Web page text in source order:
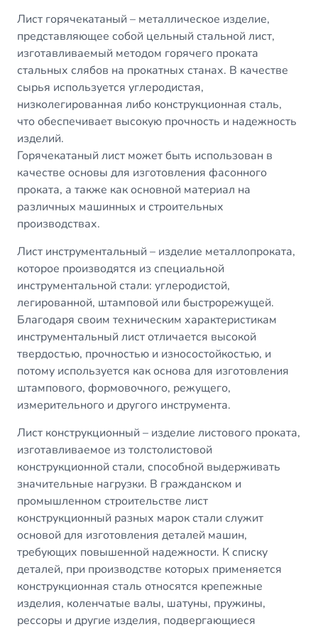
Лист горячекатаный – металлическое изделие,
представляющее собой цельный стальной лист,
изготавливаемый методом горячего проката
стальных слябов на прокатных станах. В качестве
сырья используется углеродистая,
низколегированная либо конструкционная сталь,
что обеспечивает высокую прочность и надежность
изделий.
Горячекатаный лист может быть использован в
качестве основы для изготовления фасонного
проката, а также как основной материал на
различных машинных и строительных
производствах.
Лист инструментальный – изделие металлопроката,
которое производятся из специальной
инструментальной стали: углеродистой,
легированной, штамповой или быстрорежущей.
Благодаря своим техническим характеристикам
инструментальный лист отличается высокой
твердостью, прочностью и износостойкостью, и
потому используется как основа для изготовления
штампового, формовочного, режущего,
измерительного и другого инструмента.
Лист конструкционный – изделие листового проката,
изготавливаемое из толстолистовой
конструкционной стали, способной выдерживать
значительные нагрузки. В гражданском и
промышленном строительстве лист
конструкционный разных марок стали служит
основой для изготовления деталей машин,
требующих повышенной надежности. К списку
деталей, при производстве которых применяется
конструкционная сталь относятся крепежные
изделия, коленчатые валы, шатуны, пружины,
рессоры и другие изделия, подвергающиеся